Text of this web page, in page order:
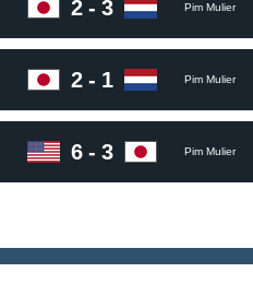
2 - 3 Pim Mulier
2 - 1 Pim Mulier
6 - 3 Pim Mulier